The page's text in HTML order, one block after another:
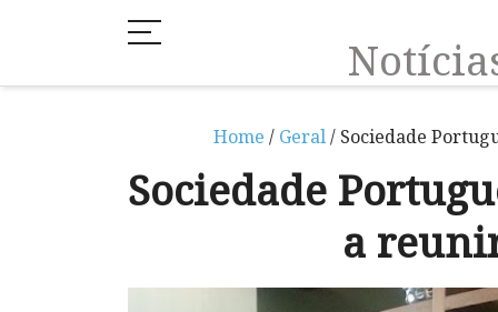
Home / Geral/ Sociedade
Sociedade
a